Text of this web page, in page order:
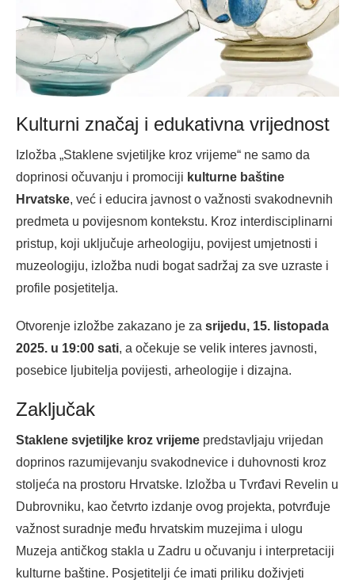
Kulturni značaj i edukativna vrijednost
Izložba „Staklene svjetiljke kroz vrijeme“ ne samo da
doprinosi očuvanju i promociji kulturne baštine
Hrvatske, već i educira javnost o važnosti svakodnevnih
predmeta u povijesnom kontekstu. Kroz interdisciplinarni
pristup, koji uključuje arheologiju, povijest umjetnosti i
muzeologiju, izložba nudi bogat sadržaj za sve uzraste i
profile posjetitelja.
Otvorenje izložbe zakazano je za srijedu, 15. listopada
2025. u 19:00 sati, a očekuje se velik interes javnosti,
posebice ljubitelja povijesti, arheologije i dizajna.
Zaključak
Staklene svjetiljke kroz vrijeme predstavljaju vrijedan
doprinos razumijevanju svakodnevice i duhovnosti kroz
stoljeća na prostoru Hrvatske. Izložba u Tvrđavi Revelin u
Dubrovniku, kao četvrto izdanje ovog projekta, potvrđuje
važnost suradnje među hrvatskim muzejima i ulogu
Muzeja antičkog stakla u Zadru u očuvanju i interpretaciji
kulturne baštine. Posjetitelji će imati priliku doživjeti